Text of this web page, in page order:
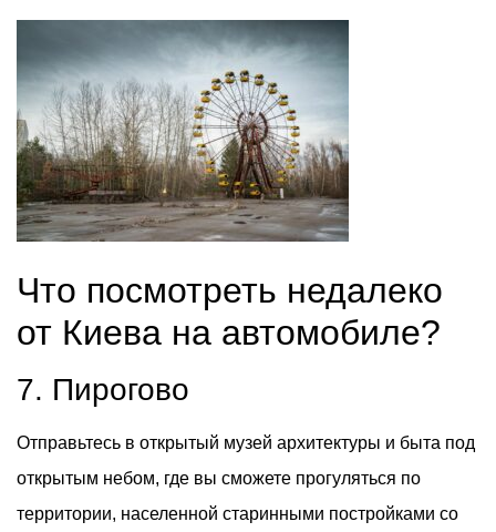
Что посмотреть недалеко
от Киева на автомобиле?
7. Пирогово
Отправьтесь в открытый музей архитектуры и быта под
открытым небом, где вы сможете прогуляться по
территории, населенной старинными постройками со